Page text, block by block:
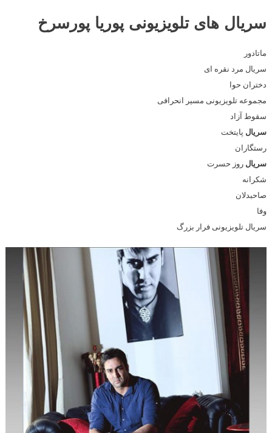
سریال های تلویزیونی پوریا پورسرخ
ماتادور
سریال مرد نقره ای
دختران حوا
مجموعه تلویزیونی مسیر انحرافی
سقوط آزاد
سریال پایتخت
رستگاران
سریال روز حسرت
شکرانه
صاحبدلان
وفا
سریال تلویزیونی فرار بزرگ